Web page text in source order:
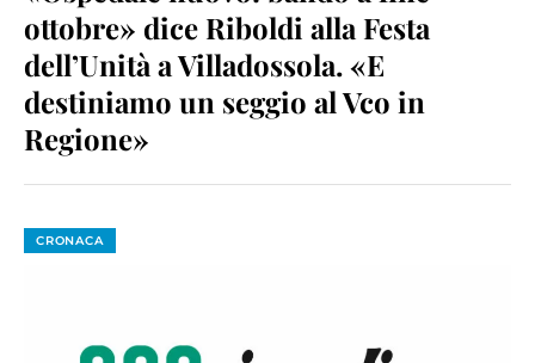
ottobre» dice Riboldi alla Festa
dell’Unità a Villadossola. «E
destiniamo un seggio al Vco in
Regione»
CRONACA